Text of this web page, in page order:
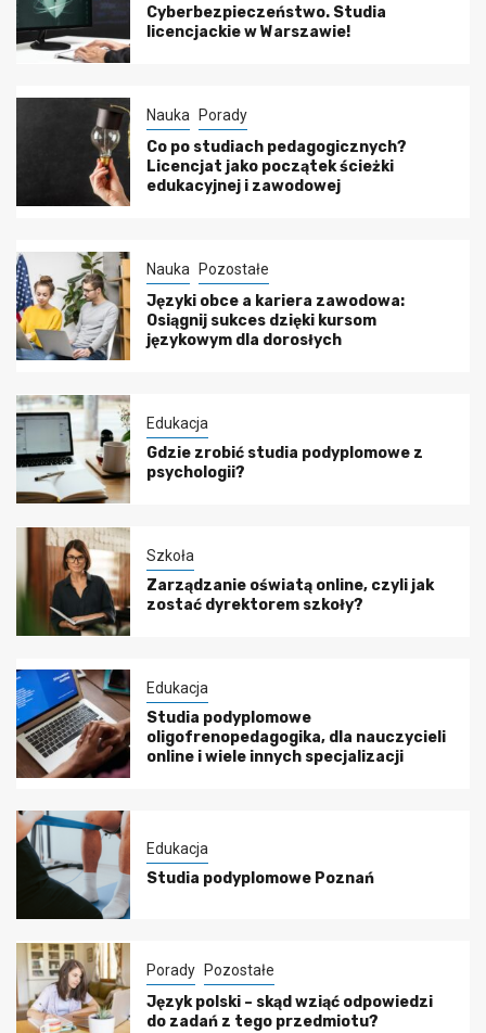
Cyberbezpieczeństwo. Studia
licencjackie w Warszawie!
Nauka Porady
Co po studiach pedagogicznych?
Licencjat jako początek ścieżki
edukacyjnej i zawodowej
Nauka Pozostałe
Języki obce a kariera zawodowa:
Osiągnij sukces dzięki kursom
językowym dla dorosłych
Edukacja
Gdzie zrobić studia podyplomowe z
psychologii?
Szkoła
Zarządzanie oświatą online, czyli jak
zostać dyrektorem szkoły?
Edukacja
Studia podyplomowe
oligofrenopedagogika, dla nauczycieli
online i wiele innych specjalizacji
Edukacja
Studia podyplomowe Poznań
Porady Pozostałe
Język polski – skąd wziąć odpowiedzi
do zadań z tego przedmiotu?